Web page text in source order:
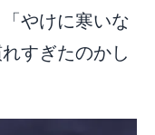
やけに寒いな
すぎたのかし